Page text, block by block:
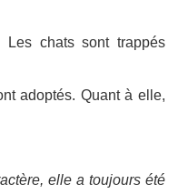
Les chats sont trappés
adoptés. Quant à elle,
elle a toujours été